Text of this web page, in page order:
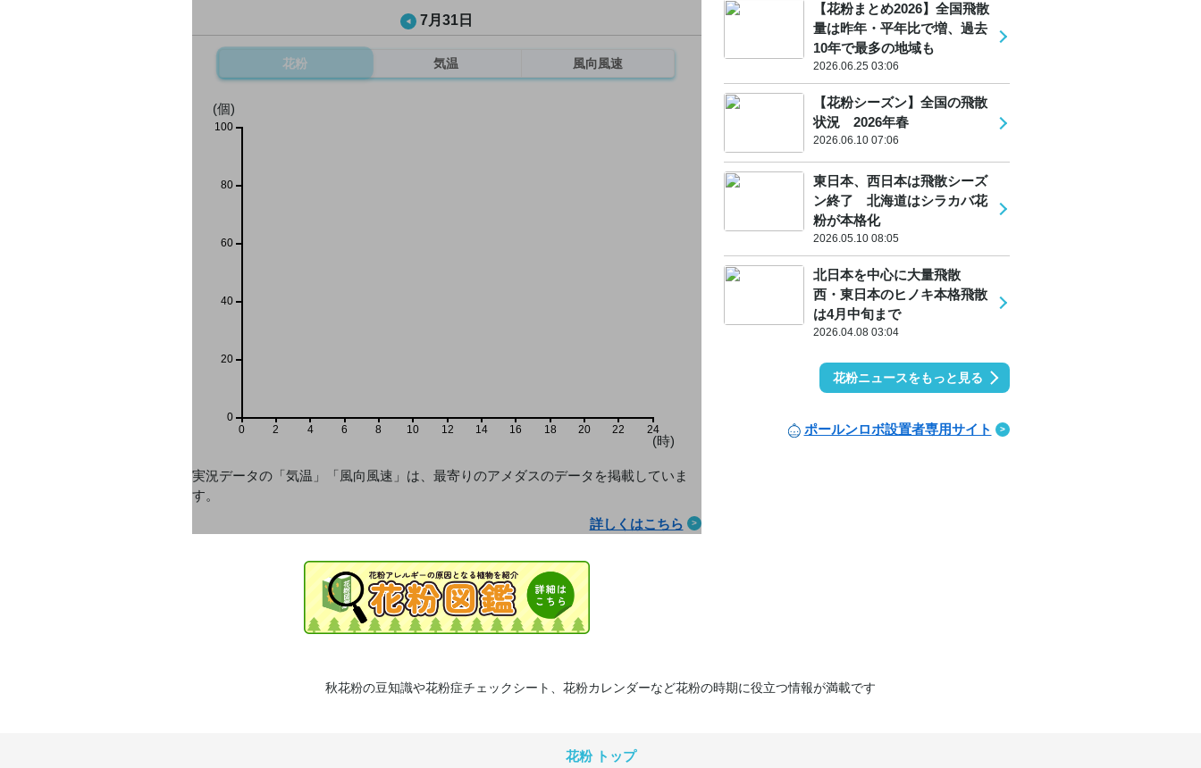
7月31日
花粉 気温 風向風速
0 2 4 6 8 10 12 14 16 18 20 22 24
(個)
(時)
0
20
40
60
80
100
実況データの「気温」「風向風速」は、最寄りのアメダスのデータを掲載していま
す。
詳しくはこちら
【花粉まとめ2026】全国飛散
量は昨年・平年比で増、過去
10年で最多の地域も
2026.06.25 03:06
【花粉シーズン】全国の飛散
状況 2026年春
2026.06.10 07:06
東日本、西日本は飛散シーズ
ン終了 北海道はシラカバ花
粉が本格化
2026.05.10 08:05
北日本を中心に大量飛散
西・東日本のヒノキ本格飛散
は4月中旬まで
2026.04.08 03:04
花粉ニュースをもっと見る
ポールンロボ設置者専用サイト
秋花粉の豆知識や花粉症チェックシート、花粉カレンダーなど花粉の時期に役立つ情報が満載です
花粉 トップ